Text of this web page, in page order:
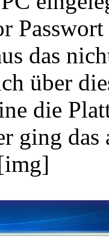
das
über
die
ging